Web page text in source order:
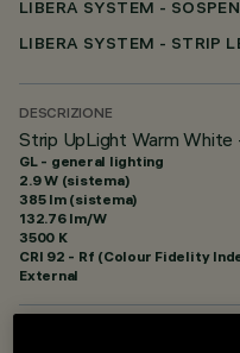
LIBERA SYSTEM -
LIBERA SYSTEM - STRIP
DESCRIZIONE
Strip UpLight Warm White
GL - general lighting
2.9 W (sistema)
385 lm (sistema)
132.76 lm/W
3500 K
CRI 92 - Rf (Colour Fidelity
External